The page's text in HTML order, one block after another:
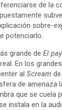
de la
sobre-
potenciarlo.
grande de El
En los
al Scream
de amenaza
que se cuela
instala en la